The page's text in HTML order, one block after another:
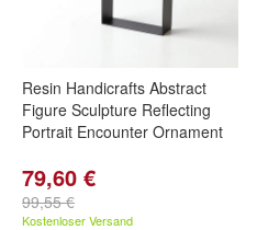
Resin Handicrafts Abstract
Figure Sculpture Reflecting
Portrait Encounter Ornament
79,60 €
99,55 €
Kostenloser Versand